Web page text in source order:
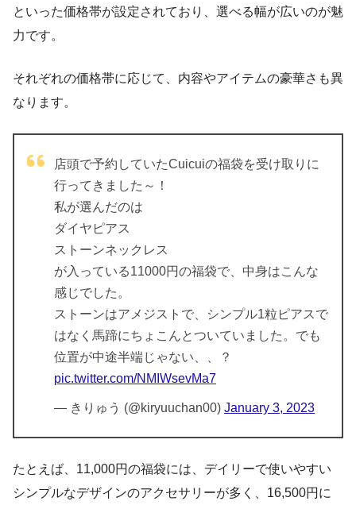
といった価格帯が設定されており、選べる幅が広いのが魅
力です。
それぞれの価格帯に応じて、内容やアイテムの豪華さも異
なります。
店頭で予約していたCuicuiの福袋を受け取りに
行ってきました～！
私が選んだのは
ダイヤピアス
ストーンネックレス
が入っている11000円の福袋で、中身はこんな
感じでした。
ストーンはアメジストで、シンプル1粒ピアスで
はなく馬蹄にちょこんとついていました。でも
位置が中途半端じゃない、、？
pic.twitter.com/NMIWsevMa7
— きりゅう (@kiryuuchan00) January 3, 2023
たとえば、11,000円の福袋には、デイリーで使いやすい
シンプルなデザインのアクセサリーが多く、16,500円に